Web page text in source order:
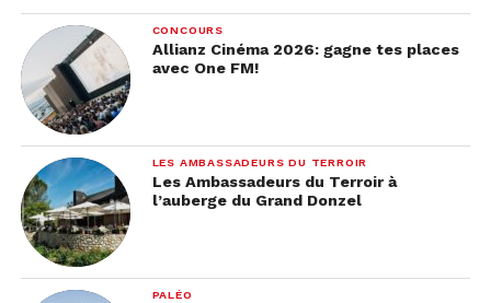
CONCOURS
Allianz Cinéma 2026: gagne tes places
avec One FM!
LES AMBASSADEURS DU TERROIR
Les Ambassadeurs du Terroir à
l’auberge du Grand Donzel
PALÉO